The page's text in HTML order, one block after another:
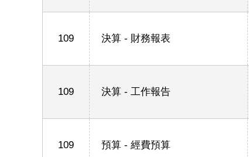
109 決算 - 財務報表
109 決算 - 工作報告
109 預算 - 經費預算